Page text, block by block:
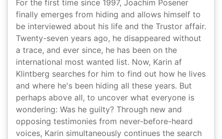
For the first time since 1997, Joachim Posener
finally emerges from hiding and allows himself to
be interviewed about his life and the Trustor affair.
Twenty-seven years ago, he disappeared without
a trace, and ever since, he has been on the
international most wanted list. Now, Karin af
Klintberg searches for him to find out how he lives
and where he's been hiding all these years. But
perhaps above all, to uncover what everyone is
wondering: Was he guilty? Through new and
opposing testimonies from never-before-heard
voices, Karin simultaneously continues the search